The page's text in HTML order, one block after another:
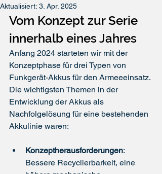
Aktualisiert: 3. Apr. 2025
Vom Konzept zur Serie
innerhalb eines Jahres
Anfang 2024 starteten wir mit der
Konzeptphase für drei Typen von
Funkgerät-Akkus für den Armeeeinsatz.
Die wichtigsten Themen in der
Entwicklung der Akkus als
Nachfolgelösung für eine bestehenden
Akkulinie waren:
Konzeptherausforderungen:
Bessere Recyclierbarkeit, eine